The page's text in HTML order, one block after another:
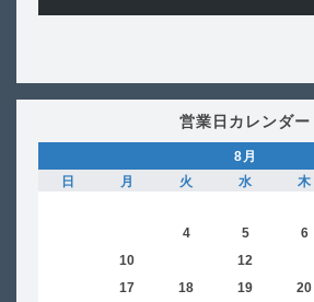
営業日カレンダー
8 月
日
月 火 水 木
4 5 6
10 12
17 18 19 20